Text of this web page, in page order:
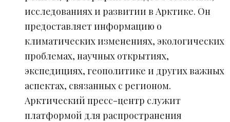
исследованиях и развитии в Арктике. Он
предоставляет информацию о
климатических изменениях, экологических
проблемах, научных открытиях,
экспедициях, геополитике и других важных
аспектах, связанных с регионом.
Арктический пресс-центр служит
платформой для распространения